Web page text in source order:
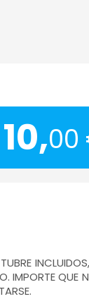
10,00
IMPORTE QUE